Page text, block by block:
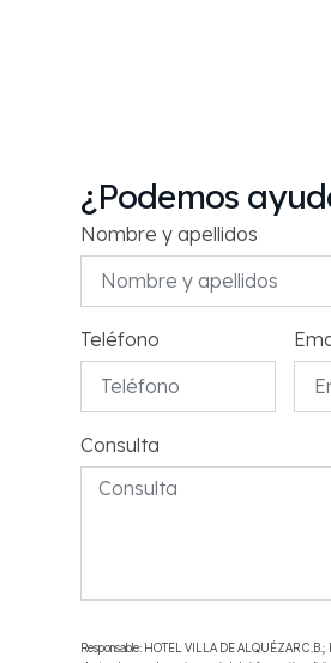
¿Podemos
Nombre y apellidos
Teléfono
Consulta
Responsable: HOTEL VILLA DE ALQUÉZAR C.B.;